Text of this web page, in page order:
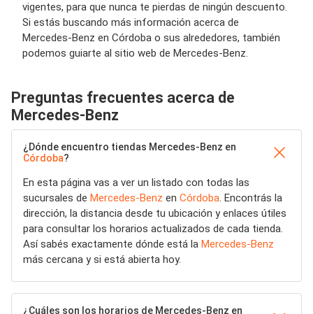
vigentes, para que nunca te pierdas de ningún descuento.
Si estás buscando más información acerca de
Mercedes-Benz en Córdoba o sus alrededores, también
podemos guiarte al sitio web de Mercedes-Benz.
Preguntas frecuentes acerca de
Mercedes-Benz
¿Dónde encuentro tiendas Mercedes-Benz en
Córdoba?
En esta página vas a ver un listado con todas las
sucursales de Mercedes-Benz en Córdoba. Encontrás la
dirección, la distancia desde tu ubicación y enlaces útiles
para consultar los horarios actualizados de cada tienda.
Así sabés exactamente dónde está la Mercedes-Benz
más cercana y si está abierta hoy.
¿Cuáles son los horarios de Mercedes-Benz en